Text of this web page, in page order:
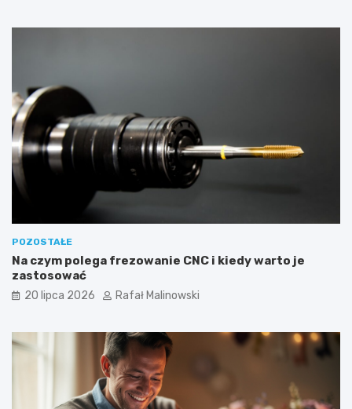
POZOSTAŁE
Na czym polega frezowanie CNC i kiedy warto je
zastosować
20 lipca 2026 Rafał Malinowski